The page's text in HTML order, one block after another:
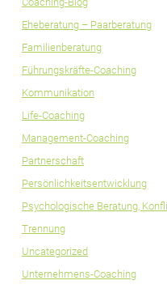
Eheberatung – Paarberatung
Familienberatung
Führungskräfte-Coaching
Kommunikation
Life-Coaching
Management-Coaching
Partnerschaft
Persönlichkeitsentwicklung
Psychologische Beratung,
Trennung
Uncategorized
Unternehmens-Coaching